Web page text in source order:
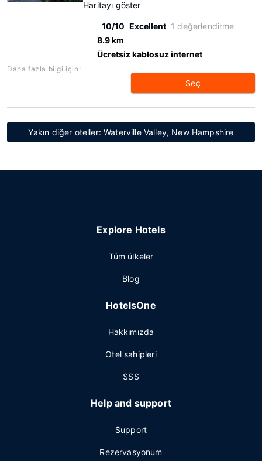
Haritayı göster
10/10 Excellent 1 değerlendirme
8.9 km
Ücretsiz kablosuz internet
Daha fazla bilgi için:
Seç
Yakın diğer oteller: Waterville Valley, New Hampshire
Explore Hotels
Tüm ülkeler
Blog
HotelsOne
Hakkımızda
Otel sahipleri
SSS
Help and support
Support
Rezervasyonum